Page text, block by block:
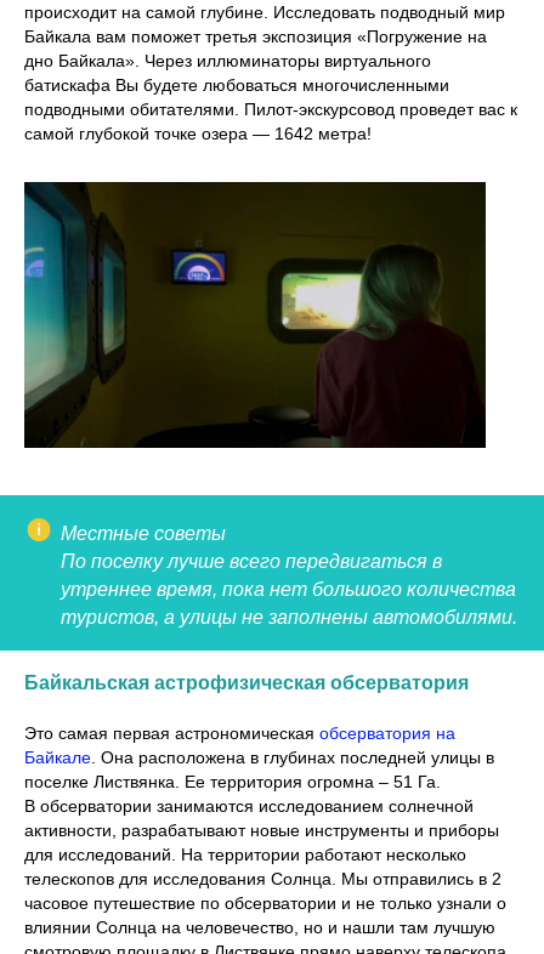
происходит на самой глубине. Исследовать подводный мир
Байкала вам поможет третья экспозиция «Погружение на
дно Байкала». Через иллюминаторы виртуального
батискафа Вы будете любоваться многочисленными
подводными обитателями. Пилот-экскурсовод проведет вас к
самой глубокой точке озера — 1642 метра!
Местные советы
По поселку лучше всего передвигаться в
утреннее время, пока нет большого количества
туристов, а улицы не заполнены автомобилями.
Байкальская астрофизическая обсерватория
Это самая первая астрономическая обсерватория на
Байкале. Она расположена в глубинах последней улицы в
поселке Листвянка. Ее территория огромна – 51 Га.
В обсерватории занимаются исследованием солнечной
активности, разрабатывают новые инструменты и приборы
для исследований. На территории работают несколько
телескопов для исследования Солнца. Мы отправились в 2
часовое путешествие по обсерватории и не только узнали о
влиянии Солнца на человечество, но и нашли там лучшую